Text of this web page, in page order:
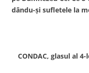
dându-şi sufletele la
CONDAC, glasul al